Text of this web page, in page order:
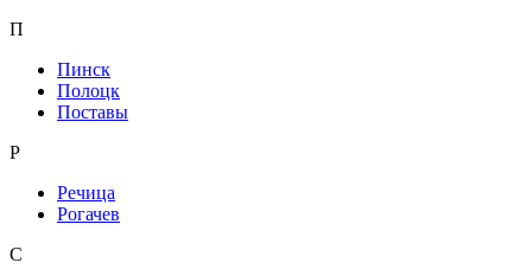
П
Пинск
Полоцк
Поставы
Р
Речица
Рогачев
С